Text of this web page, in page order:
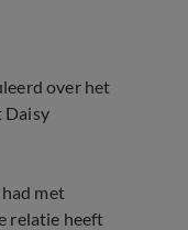
over het
Daisy
met
relatie heeft